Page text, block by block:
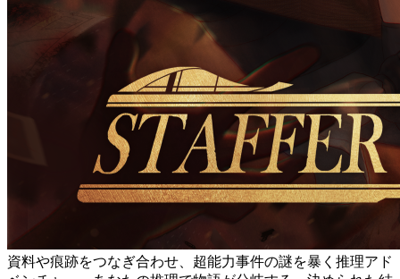
資料や痕跡をつなぎ合わせ、超能力事件の謎を暴く推理アド